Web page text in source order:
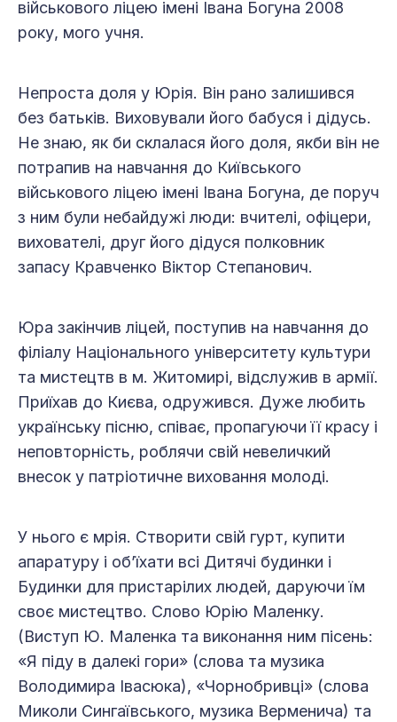
військового ліцею імені Івана Богуна 2008
року, мого учня.
Непроста доля у Юрія. Він рано залишився
без батьків. Виховували його бабуся і дідусь.
Не знаю, як би склалася його доля, якби він не
потрапив на навчання до Київського
військового ліцею імені Івана Богуна, де поруч
з ним були небайдужі люди: вчителі, офіцери,
вихователі, друг його дідуся полковник
запасу Кравченко Віктор Степанович.
Юра закінчив ліцей, поступив на навчання до
філіалу Національного університету культури
та мистецтв в м. Житомирі, відслужив в армії.
Приїхав до Києва, одружився. Дуже любить
українську пісню, співає, пропагуючи її красу і
неповторність, роблячи свій невеличкий
внесок у патріотичне виховання молоді.
У нього є мрія. Створити свій гурт, купити
апаратуру і об’їхати всі Дитячі будинки і
Будинки для пристарілих людей, даруючи їм
своє мистецтво. Слово Юрію Маленку.
(Виступ Ю. Маленка та виконання ним пісень:
«Я піду в далекі гори» (слова та музика
Володимира Івасюка), «Чорнобривці» (слова
Миколи Сингаївського, музика Верменича) та